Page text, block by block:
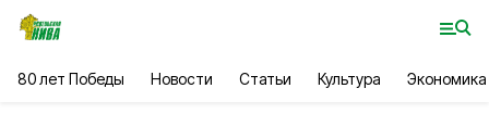
80 лет Победы Новости Статьи Культура Экономика